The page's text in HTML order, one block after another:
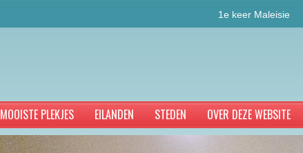
1e keer Maleisie
MOOISTE PLEKJES EILANDEN STEDEN OVER DEZE WEBSITE